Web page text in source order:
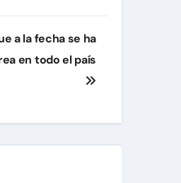
a la fecha se ha
en todo el país